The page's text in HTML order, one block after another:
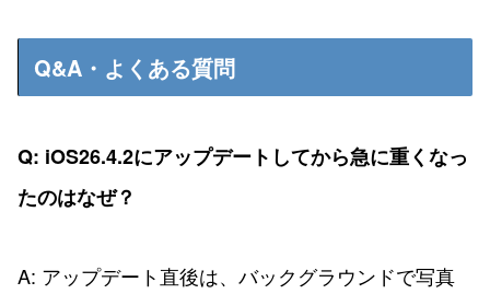
Q&A・よくある質問
Q: iOS26.4.2にアップデートしてから急に重くなっ
たのはなぜ？
A: アップデート直後は、バックグラウンドで写真